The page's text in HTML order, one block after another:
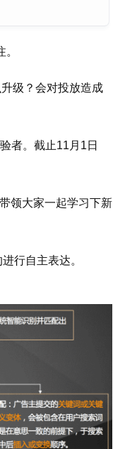
级？会对投放造成
者。截止11月1日
领大家一起学习下新
行自主表达。